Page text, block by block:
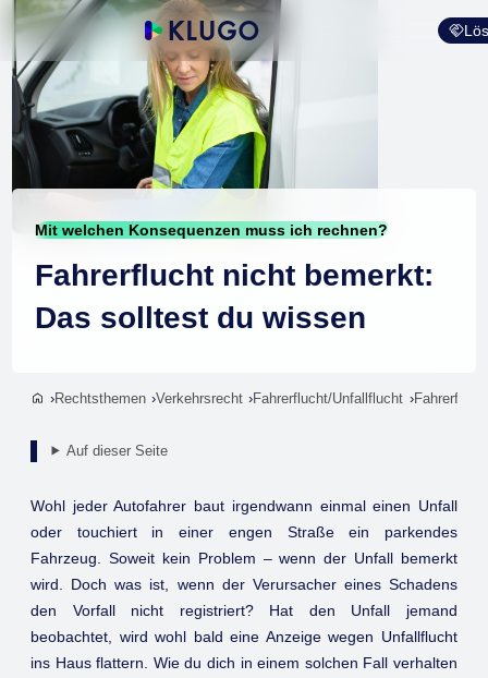
Mit welchen Konsequenzen muss ich rechnen?
Fahrerflucht nicht bemerkt:
Das solltest du wissen
Rechtsthemen Verkehrsrecht Fahrerflucht/Unfallflucht
Auf dieser Seite
Wohl jeder Autofahrer baut irgendwann einmal einen Unfall
oder touchiert in einer engen Straße ein parkendes
Fahrzeug. Soweit kein Problem – wenn der Unfall bemerkt
wird. Doch was ist, wenn der Verursacher eines Schadens
den Vorfall nicht registriert? Hat den Unfall jemand
beobachtet, wird wohl bald eine Anzeige wegen Unfallflucht
ins Haus flattern. Wie du dich in einem solchen Fall verhalten